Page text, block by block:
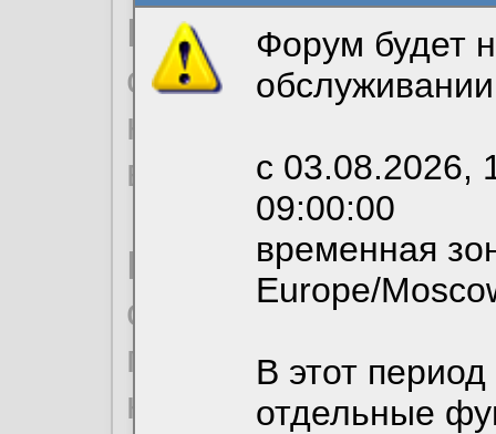
Форум будет
с 03.08.2026,
09:00:00
временная
Europe/
В этот
отдельные
Продолжая
согласие на
необходимых для
вы можете
По
ознакомиться с
пользовательским